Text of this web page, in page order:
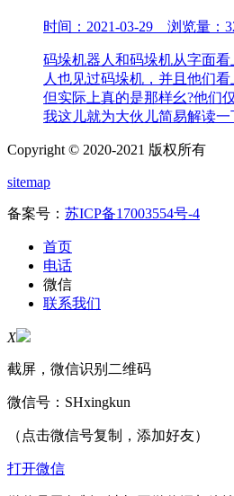
时间：2021-03-29 浏览量：
码垛机器人和码垛机从字面
人也见过码垛机，并且他们
但实际上真的是那样幺?他们
我这儿就为大伙儿简易解读
Copyright © 2020-2021 版权所有
sitemap
备案号： 苏ICP备17003554号-4
首页
电话
微信
联系我们
X
截屏，微信识别二维码
微信号： SHxingkun
（点击微信号复制，添加好友）
打开微信